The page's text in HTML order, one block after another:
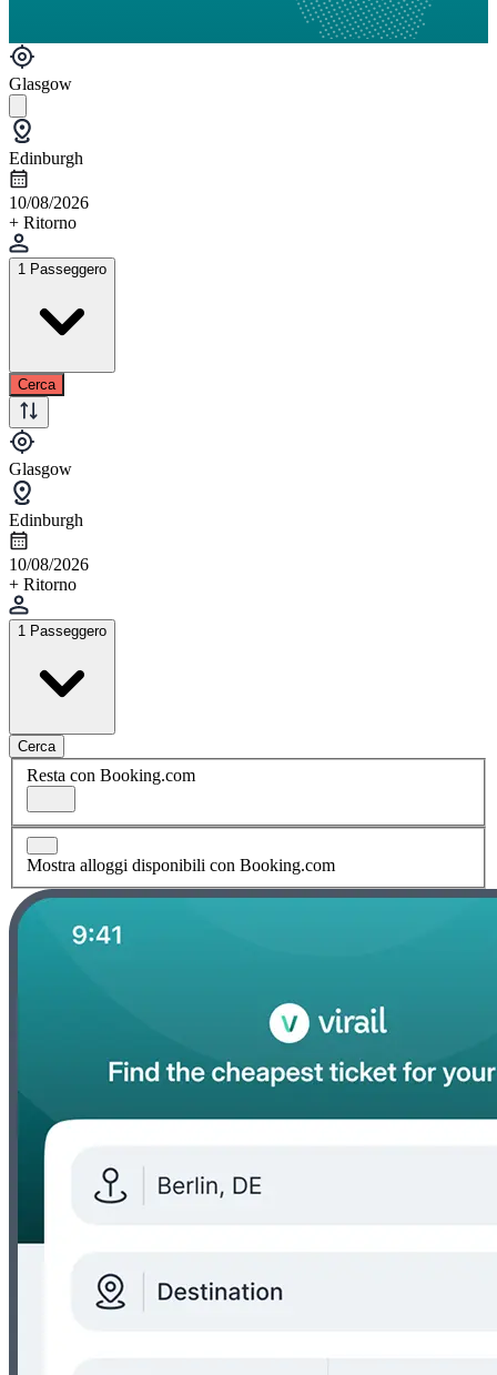
Glasgow
Edinburgh
10/08/2026
+ Ritorno
1 Passeggero
Cerca
Glasgow
Edinburgh
10/08/2026
+ Ritorno
1 Passeggero
Cerca
Resta con Booking.com
Mostra alloggi disponibili con Booking.com